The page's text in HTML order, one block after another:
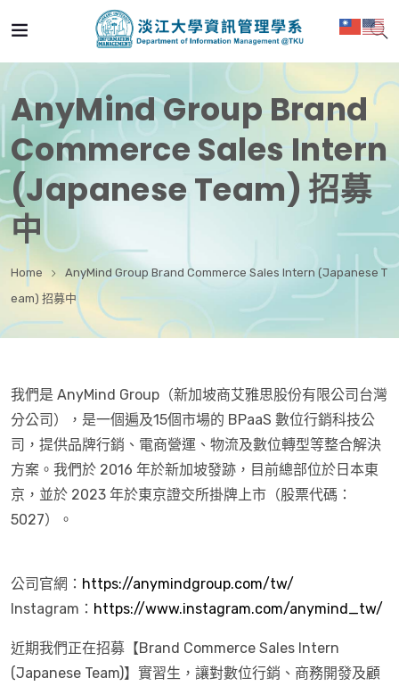
AnyMind Group Brand
Commerce Sales Intern
(Japanese Team) 招募
中
Home
AnyMind Group Brand Commerce Sales Intern (Japanese T
eam) 招募中
我們是 AnyMind Group（新加坡商艾雅思股份有限公司台灣
分公司），是一個遍及15個市場的 BPaaS 數位行銷科技公
司，提供品牌行銷、電商營運、物流及數位轉型等整合解決
方案。我們於 2016 年於新加坡發跡，目前總部位於日本東
京，並於 2023 年於東京證交所掛牌上市（股票代碼：
5027）。
公司官網： https://anymindgroup.com/tw/
Instagram： https://www.instagram.com/anymind_tw/
近期我們正在招募【Brand Commerce Sales Intern
(Japanese Team)】實習生，讓對數位行銷、商務開發及顧